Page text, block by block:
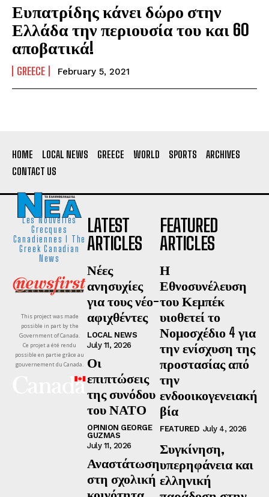
Ευπατρίδης κάνει δώρο στην
Ελλάδα την περιουσία του και 60
αποβατικά!
GREECE February 5, 2021
HOME LOCAL NEWS GREECE WORLD SPORTS
ARCHIVES
CONTACT US
Les Nouvelles
Grecques
Canadiennes I The
Greek Canadian
News
This project was made
possible in part by the
Government of Canada.
Ce projet a été rendu
possible en partie grâce au
gouvernement du Canada.
LATEST
ARTICLES
Νέες
ανησυχίες
για τους νέο-
αφιχθέντες
LOCAL NEWS
July 11, 2026
Οι
επιπτώσεις
της συνόδου
του ΝΑΤΟ
OPINION GEORGE
GUZMAS
July 11, 2026
Αναστάτωση
στη σχολική
FEATURED
ARTICLES
Η
Εθνοσυνέλευση
του Κεμπέκ
υιοθετεί το
Νομοσχέδιο 4 για
την ενίσχυση της
προστασίας από
την
ενδοοικογενειακή
βία
FEATURED July 4, 2026
Συγκίνηση,
υπερηφάνεια και
ελληνική